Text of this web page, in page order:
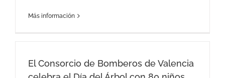
Más información
El Consorcio de Bomberos de Valencia